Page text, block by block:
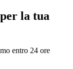
la tua
entro 24 ore